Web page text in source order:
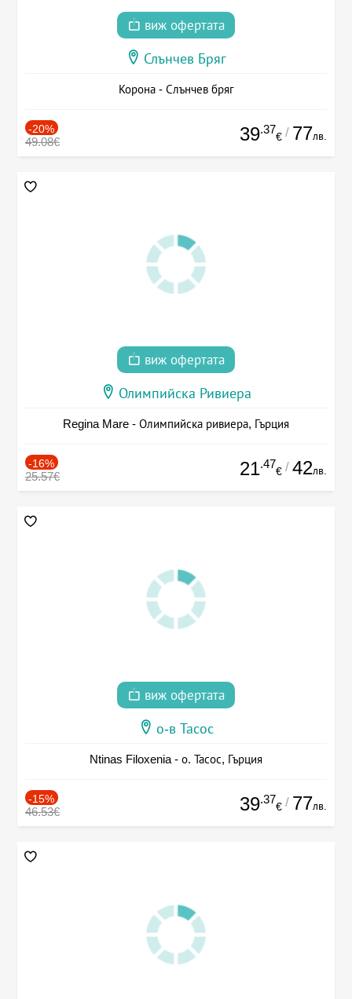
виж офертата
Слънчев Бряг
Корона - Слънчев бряг
-20%
49.08€ 39.37
€ / 77лв.
виж офертата
Олимпийска Ривиера
Regina Mare - Олимпийска ривиера, Гърция
-16%
25.57€ 21.47
€ / 42лв.
виж офертата
о-в Тасос
Ntinas Filoxenia - о. Тасос, Гърция
-15%
46.53€ 39.37
€ / 77лв.